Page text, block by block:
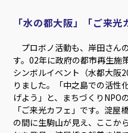
「水の都大阪」「ご来光
プロボノ活動も、岸田さん
す。02年に政府の都市再生施
シンボルイベント（水都大阪
りました。「中之島での活性
げよう」と、まちづくりNPO
「ご来光カフェ」です。淀
の間に生駒山が見え、ここか